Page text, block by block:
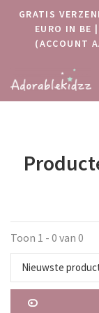
GRATIS
EURO IN BE
(ACCOUNT
Toon 1 - 0 van 0
Nieuwste